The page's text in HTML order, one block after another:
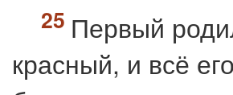
Первый
красный, и всё